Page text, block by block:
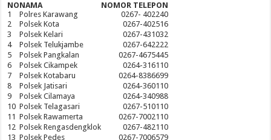
NONAMA
NOMOR TELEPON
1
Polres Karawang
0267- 402240
2
Polsek Kota
0267-402516
3
Polsek Kelari
0267-431032
4
Polsek Telukjambe
0267-642222
5
Polsek Pangkalan
0267-4675445
6
Polsek Cikampek
0264-316110
7
Polsek Kotabaru
0264-8386699
8
Polsek Jatisari
0264-360110
9
Polsek Cilamaya
0264-340988
10 Polsek Telagasari
0267-510110
11 Polsek Rawamerta
0267-7002110
12 Polsek Rengasdengklok
0267-482110
13 Polsek Pedes
0267-7006579